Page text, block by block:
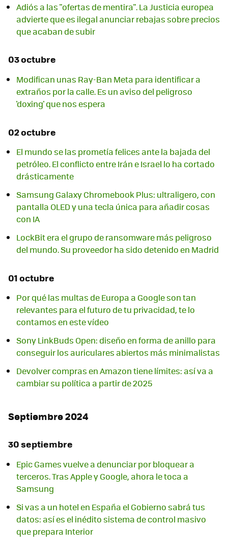
Adiós a las "ofertas de mentira". La Justicia europea
advierte que es ilegal anunciar rebajas sobre precios
que acaban de subir
03 octubre
Modifican unas Ray-Ban Meta para identificar a
extraños por la calle. Es un aviso del peligroso
'doxing' que nos espera
02 octubre
El mundo se las prometía felices ante la bajada del
petróleo. El conflicto entre Irán e Israel lo ha cortado
drásticamente
Samsung Galaxy Chromebook Plus: ultraligero, con
pantalla OLED y una tecla única para añadir cosas
con IA
LockBit era el grupo de ransomware más peligroso
del mundo. Su proveedor ha sido detenido en Madrid
01 octubre
Por qué las multas de Europa a Google son tan
relevantes para el futuro de tu privacidad, te lo
contamos en este vídeo
Sony LinkBuds Open: diseño en forma de anillo para
conseguir los auriculares abiertos más minimalistas
Devolver compras en Amazon tiene límites: así va a
cambiar su política a partir de 2025
Septiembre 2024
30 septiembre
Epic Games vuelve a denunciar por bloquear a
terceros. Tras Apple y Google, ahora le toca a
Samsung
Si vas a un hotel en España el Gobierno sabrá tus
datos: así es el inédito sistema de control masivo
que prepara Interior